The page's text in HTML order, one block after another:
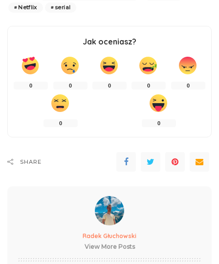
Netflix
serial
Jak oceniasz?
0 0 0 0 0
0 0
SHARE
Radek Głuchowski
View More Posts